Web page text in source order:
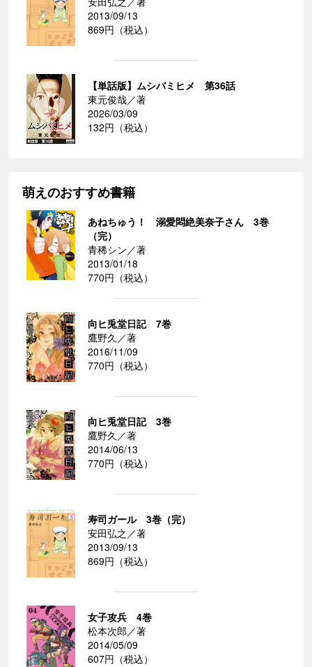
2013/09/13
869円（税込）
【単話版】ムシバミヒメ 第36話
東元俊哉／著
2026/03/09
132円（税込）
萌えのおすすめ書籍
あねちゅう！ 溺愛悶絶美奈子さん 3巻
（完）
青稀シン／著
2013/01/18
770円（税込）
向ヒ兎堂日記 7巻
鷹野久／著
2016/11/09
770円（税込）
向ヒ兎堂日記 3巻
鷹野久／著
2014/06/13
770円（税込）
寿司ガール 3巻（完）
安田弘之／著
2013/09/13
869円（税込）
女子攻兵 4巻
松本次郎／著
2014/05/09
607円（税込）